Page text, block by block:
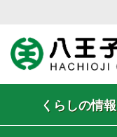
くらしの情報